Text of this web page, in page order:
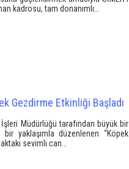
kadrosu, tam donanımlı…
Gezdirme Etkinliği Başladı
Müdürlüğü tarafından büyük bir
yaklaşımla düzenlenen “Köpek
sevimli can…